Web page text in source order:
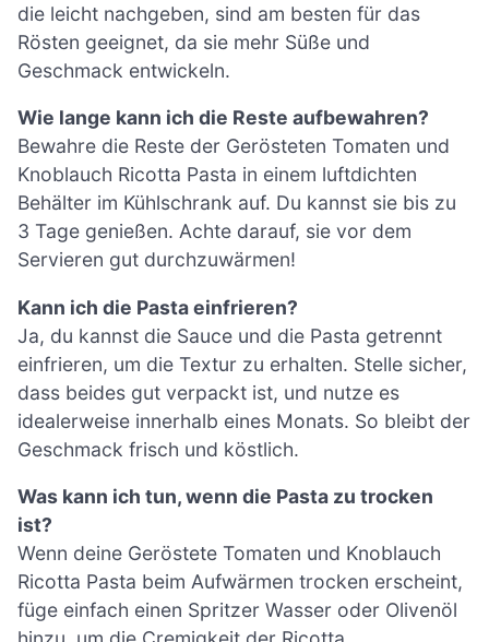
die leicht nachgeben, sind am besten für das
Rösten geeignet, da sie mehr Süße und
Geschmack entwickeln.
Wie lange kann ich die Reste aufbewahren?
Bewahre die Reste der Gerösteten Tomaten und
Knoblauch Ricotta Pasta in einem luftdichten
Behälter im Kühlschrank auf. Du kannst sie bis zu
3 Tage genießen. Achte darauf, sie vor dem
Servieren gut durchzuwärmen!
Kann ich die Pasta einfrieren?
Ja, du kannst die Sauce und die Pasta getrennt
einfrieren, um die Textur zu erhalten. Stelle sicher,
dass beides gut verpackt ist, und nutze es
idealerweise innerhalb eines Monats. So bleibt der
Geschmack frisch und köstlich.
Was kann ich tun, wenn die Pasta zu trocken
ist?
Wenn deine Geröstete Tomaten und Knoblauch
Ricotta Pasta beim Aufwärmen trocken erscheint,
füge einfach einen Spritzer Wasser oder Olivenöl